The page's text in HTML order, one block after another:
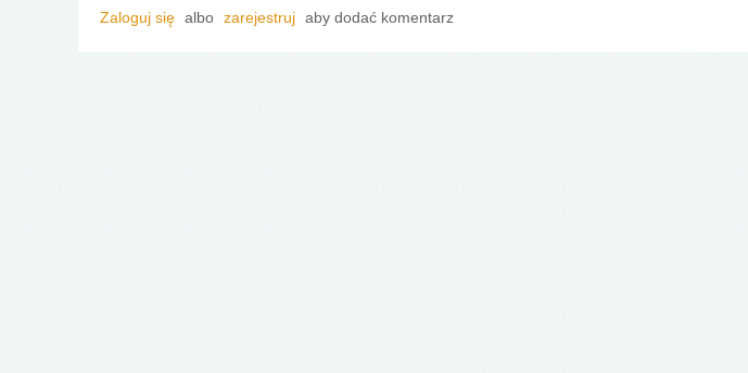
Zaloguj się albo zarejestruj aby dodać komentarz